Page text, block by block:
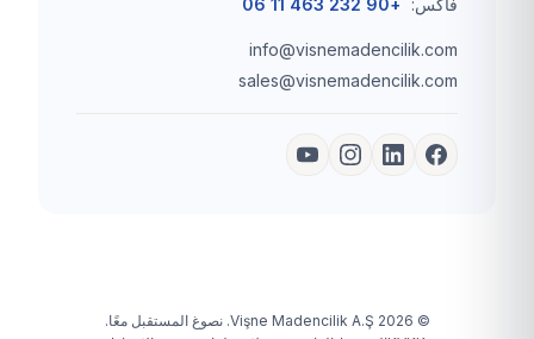
فاكس:
+90 232 463 11 06
info@visnemadencilik.com
sales@visnemadencilik.com
© 2026 Vişne Madencilik A.Ş. نصوغ المستقبل معًا.